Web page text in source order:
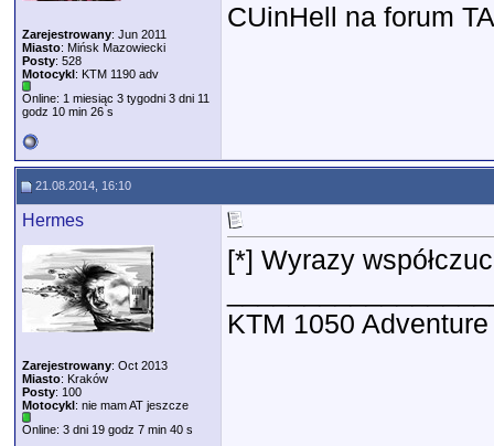
Zarejestrowany: Jun 2011
Miasto: Mińsk Mazowiecki
Posty: 528
Motocykl: KTM 1190 adv
Online: 1 miesiąc 3 tygodni 3 dni 11
godz 10 min 26 s
CUinHell na forum TA
21.08.2014, 16:10
Hermes
Zarejestrowany: Oct 2013
Miasto: Kraków
Posty: 100
Motocykl: nie mam AT jeszcze
Online: 3 dni 19 godz 7 min 40 s
[*] Wyrazy
KTM 1050 Adventure